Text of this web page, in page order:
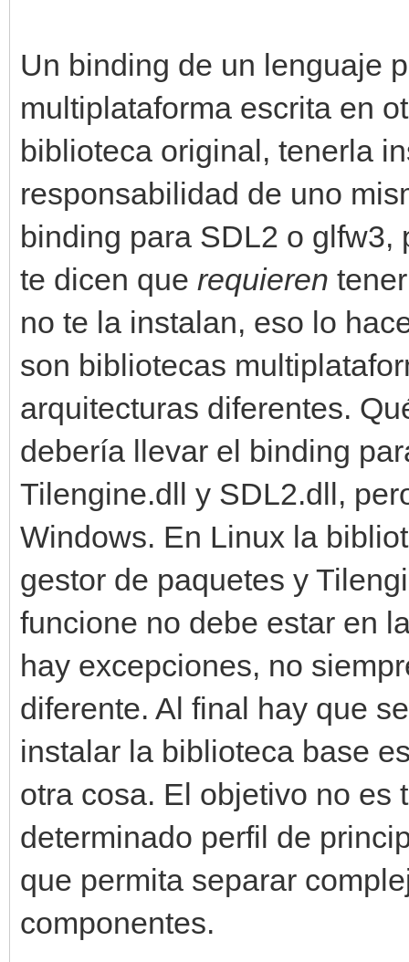
Un binding de un lenguaje
multiplataforma escrita en
biblioteca original, tenerla
responsabilidad de uno
binding para SDL2 o glfw3,
te dicen que requieren
no te la instalan, eso lo
son bibliotecas
arquitecturas diferentes.
debería llevar el binding
Tilengine.dll y SDL2.dll,
Windows. En Linux la
gestor de paquetes y
funcione no debe estar en
hay excepciones, no
diferente. Al final hay que
instalar la biblioteca base
otra cosa. El objetivo no es
determinado perfil de
que permita separar
componentes.